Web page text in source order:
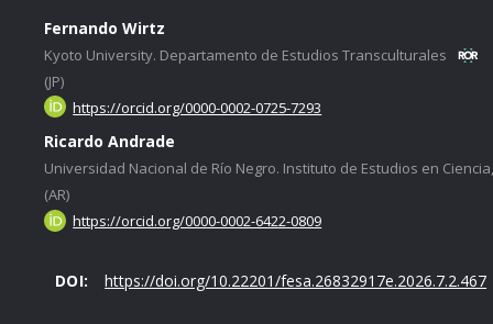
Fernando Wirtz
Kyoto University. Departamento de Estudios Transculturales
(JP)
https://orcid.org/0000-0002-0725-7293
Ricardo Andrade
Universidad Nacional de Río Negro. Instituto de Estudios en
(AR)
https://orcid.org/0000-0002-6422-0809
DOI: https://doi.org/10.22201/fesa.26832917e.2026.7.2.467